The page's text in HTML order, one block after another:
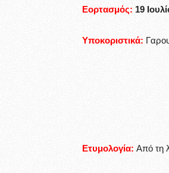
Εορτασμός: 19
Υποκοριστικά:
Ετυμολογία: Από τη